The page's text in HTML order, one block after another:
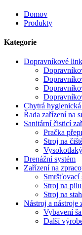
Domov
Produkty
Kategorie
Dopravníkové
Chytrá
Řada zařízení na
Sanitární čisticí
Pračka
Stroj na
Drenážní systém
Zařízení na
Smršťovací
Stroj na
Stroj na
Nástroj a nástroje
Vybavení
Další